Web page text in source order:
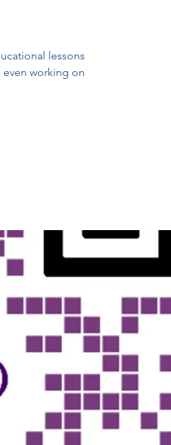
lessons
working on